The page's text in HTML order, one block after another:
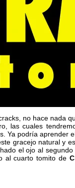
no hace nada
las cuales
Ya podría aprender
gracejo natural y
el ojo al
al cuarto tomito de